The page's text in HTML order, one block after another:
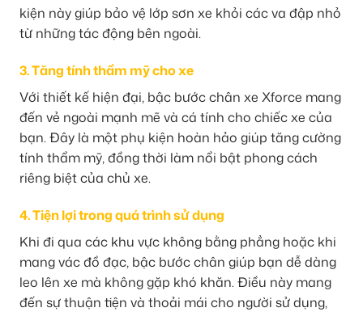
kiện này giúp bảo vệ lớp sơn xe khỏi các va đập nhỏ
từ những tác động bên ngoài.
3. Tăng tính thẩm mỹ cho xe
Với thiết kế hiện đại, bậc bước chân xe Xforce mang
đến vẻ ngoài mạnh mẽ và cá tính cho chiếc xe của
bạn. Đây là một phụ kiện hoàn hảo giúp tăng cường
tính thẩm mỹ, đồng thời làm nổi bật phong cách
riêng biệt của chủ xe.
4. Tiện lợi trong quá trình sử dụng
Khi đi qua các khu vực không bằng phẳng hoặc khi
mang vác đồ đạc, bậc bước chân giúp bạn dễ dàng
leo lên xe mà không gặp khó khăn. Điều này mang
đến sự thuận tiện và thoải mái cho người sử dụng,